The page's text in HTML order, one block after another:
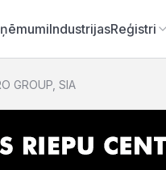
IndustrijasReģistri
GROUP, SIA